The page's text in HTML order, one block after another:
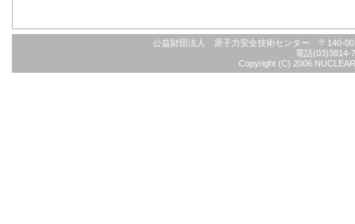
公益財団法人 原子力安全技術センター 〒140-
電話
Copyright (C) 2006